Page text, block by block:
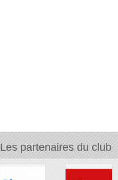
Les partenaires du club